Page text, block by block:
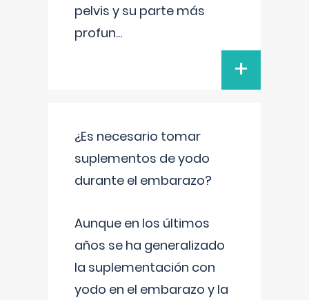
pelvis y su parte más
profun...
+
¿Es necesario tomar
suplementos de yodo
durante el embarazo?
Aunque en los últimos
años se ha generalizado
la suplementación con
yodo en el embarazo y la